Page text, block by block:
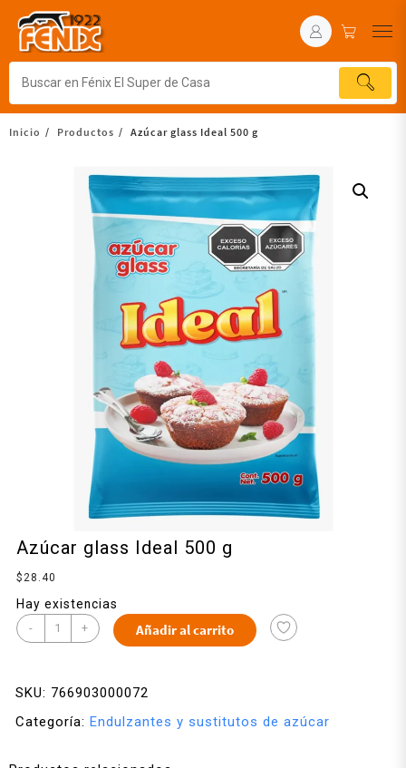
Inicio Productos Azúcar glass Ideal 500 g
Azúcar glass Ideal 500 g
$28.40
Hay existencias
- + Añadir al carrito
SKU: 766903000072
Categoría: Endulzantes y sustitutos de azúcar